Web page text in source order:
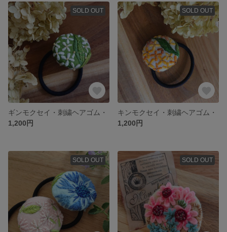
SOLD OUT
ギンモクセイ・刺繍ヘアゴム・
1,200円
SOLD OUT
キンモクセイ・刺繍ヘアゴム・
1,200円
SOLD OUT SOLD OUT